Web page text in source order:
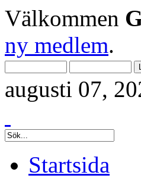
Välkommen
ny medlem.
augusti 07,
Startsida